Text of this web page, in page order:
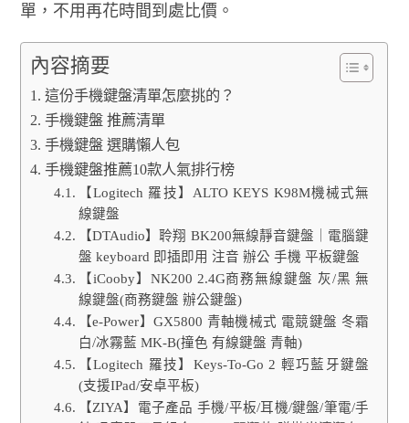
單，不用再花時間到處比價。
內容摘要
這份手機鍵盤清單怎麼挑的？
手機鍵盤 推薦清單
手機鍵盤 選購懶人包
手機鍵盤推薦10款人氣排行榜
【Logitech 羅技】ALTO KEYS K98M機械式無
線鍵盤
【DTAudio】聆翔 BK200無線靜音鍵盤｜電腦鍵
盤 keyboard 即插即用 注音 辦公 手機 平板鍵盤
【iCooby】NK200 2.4G商務無線鍵盤 灰/黑 無
線鍵盤(商務鍵盤 辦公鍵盤)
【e-Power】GX5800 青軸機械式 電競鍵盤 冬霜
白/冰霧藍 MK-B(撞色 有線鍵盤 青軸)
【Logitech 羅技】Keys-To-Go 2 輕巧藍牙鍵盤
(支援IPad/安卓平板)
【ZIYA】電子產品 手機/平板/耳機/鍵盤/筆電/手